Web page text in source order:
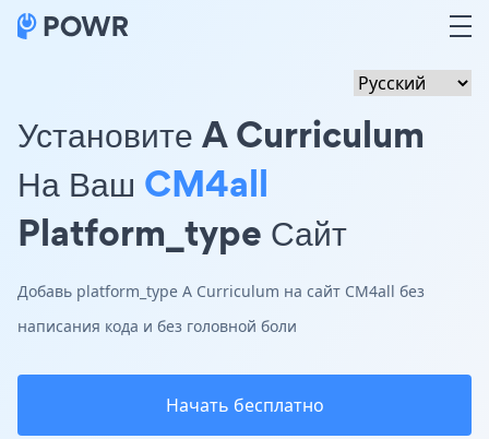
Установите A Curriculum
На Ваш CM4all
Platform_type Сайт
Добавь platform_type A Curriculum на сайт CM4all без
написания кода и без головной боли
Начать бесплатно